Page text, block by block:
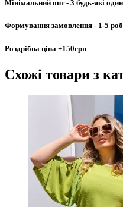
Мінімальний опт- 3 будь-які
Формування замовлення - 1-5
Роздрібна ціна +150грн
Схожі товари з